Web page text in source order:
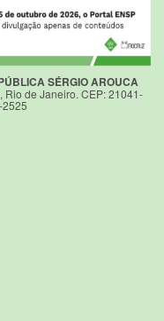
SÉRGIO AROUCA
de Janeiro. CEP: 21041-
2525